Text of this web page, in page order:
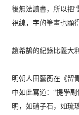
後無法讀書，所以把
視線，字的筆畫也顯
趙希鵠的紀錄比義大
明朝人田藝蘅在《留
中如此寫道：“提學
明，如硝子石，如琉